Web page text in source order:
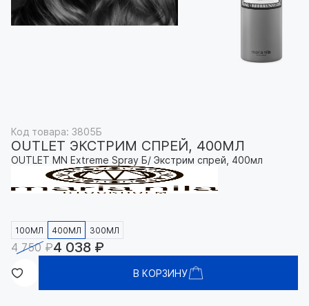
Код товара: 3805Б
OUTLET ЭКСТРИМ СПРЕЙ, 400МЛ
OUTLET MN Extreme Spray Б/ Экстрим спрей, 400мл
100МЛ 400МЛ 300МЛ
4 750 ₽4 038 ₽
В КОРЗИНУ